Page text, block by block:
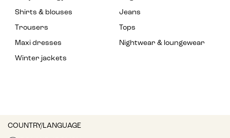
Shirts & blouses
Jeans
Trousers
Tops
Maxi dresses
Nightwear & loungewear
Winter jackets
COUNTRY/LANGUAGE